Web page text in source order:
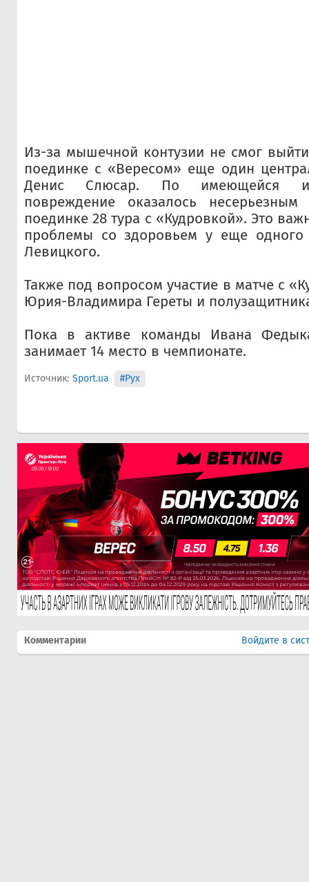
Из-за мышечной контузии не смог
поединке с «Вересом» еще один
Денис Слюсар. По имеющейся
повреждение оказалось
поединке 28 тура с «Кудровкой». Это
проблемы со здоровьем у еще одного
Левицкого.
Также под вопросом участие в матче с
Юрия-Владимира Гереты и
Пока в активе команды Ивана
занимает 14 место в чемпионате.
Источник: Sport.ua #Рух
Комментарии Войдите в